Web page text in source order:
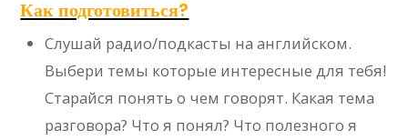
Как подготовиться?
Слушай радио/подкасты на английском.
Выбери темы которые интересные для тебя!
Старайся понять о чем говорят. Какая тема
разговора? Что я понял? Что полезного я